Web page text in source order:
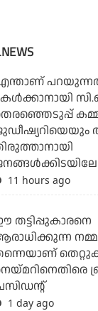
11 hours ago
തട്ടിപ്പുകാരനെ
1 day ago